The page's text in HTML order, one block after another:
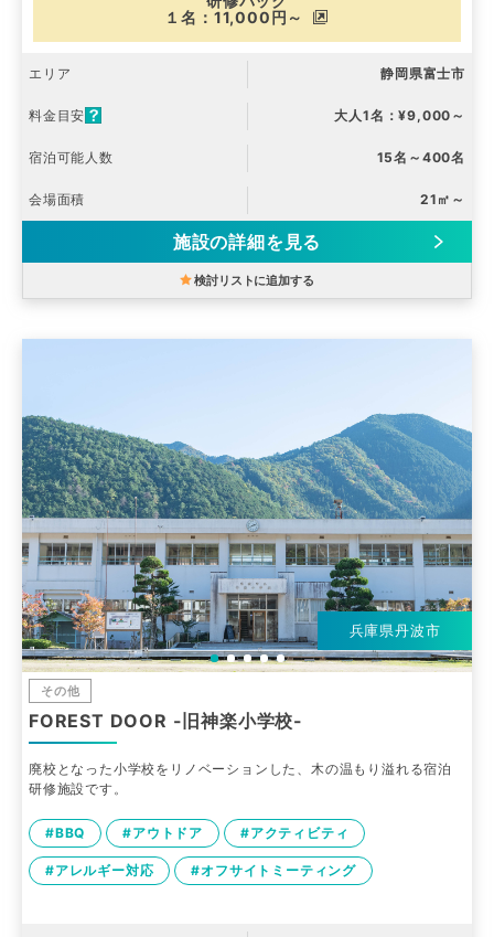
１名：11,000円～
エリア 静岡県富士市
料金目安 大人1名：¥9,000～
宿泊可能人数 15名～400名
会場面積 21㎡～
施設の詳細を見る
検討リストに追加する
兵庫県丹波市
その他
FOREST DOOR -旧神楽小学校-
廃校となった小学校をリノベーションした、木の温もり溢れる宿泊
研修施設です。
#BBQ #アウトドア #アクティビティ
#アレルギー対応 #オフサイトミーティング